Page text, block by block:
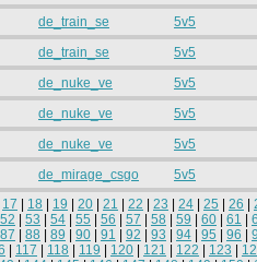
de_train_se 5v5
de_train_se 5v5
de_nuke_ve 5v5
de_nuke_ve 5v5
de_nuke_ve 5v5
de_mirage_csgo 5v5
17 18 19 20 21 22 23 24 25 26
52 53 54 55 56 57 58 59 60 61
87 88 89 90 91 92 93 94 95 96
117 118 119 120 121 122 123